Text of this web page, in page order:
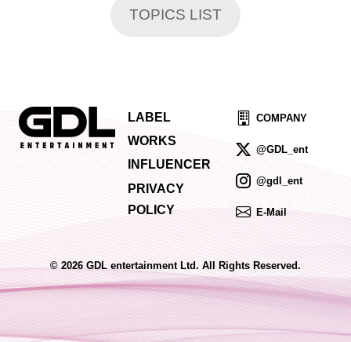
TOPICS LIST
LABEL
WORKS
INFLUENCER
PRIVACY
POLICY
COMPANY
@GDL_ent
@gdl_ent
E-Mail
© 2026 GDL entertainment Ltd. All Rights Reserved.